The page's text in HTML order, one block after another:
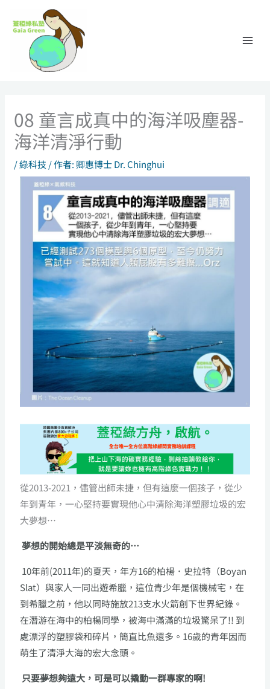
08 童言成真中的海洋吸塵器-
海洋清淨行動
/綠科技 / 作者: 卿惠博士 Dr. Chinghui
從2013-2021，儘管出師未捷，但有這麼一個孩子，從少
年到青年，一心堅持要實現他心中清除海洋塑膠垃圾的宏
大夢想…
夢想的開始總是平淡無奇的…
10年前(2011年)的夏天，年方16的柏楊．史拉特（Boyan
Slat）與家人一同出遊希臘，這位青少年是個機械宅，在
到希臘之前，他以同時施放213支水火箭創下世界紀錄。
在潛游在海中的柏楊同學，被海中滿滿的垃圾驚呆了!! 到
處漂浮的塑膠袋和碎片，簡直比魚還多。16歲的青年因而
萌生了清淨大海的宏大念頭。
只要夢想夠遠大，可是可以撬動一群專家的啊!